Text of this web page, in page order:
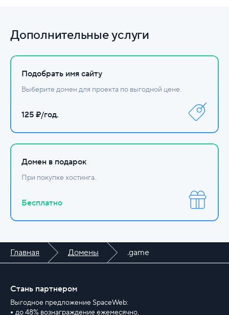
Настройте DNS.
Дополнительные услуги
Подобрать имя сайту
Выберите домен для проекта по выгодной цене.
125 ₽/год.
Домен в подарок
При покупке хостинга.
Бесплатно
Главная Домены .game
Стань партнером
Выгодное предложение SpaceWeb:
до 48% вознаграждение ежемесячно,